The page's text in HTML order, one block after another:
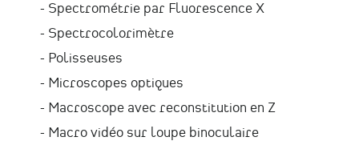
- Spectrométrie par Fluorescence X
- Spectrocolorimètre
- Polisseuses
- Microscopes optiques
- Macroscope avec reconstitution en Z
- Macro vidéo sur loupe binoculaire